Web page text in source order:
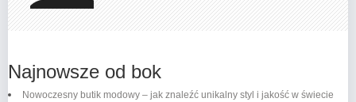
Najnowsze od bok
Nowoczesny butik modowy – jak znaleźć unikalny styl i jakość w świecie